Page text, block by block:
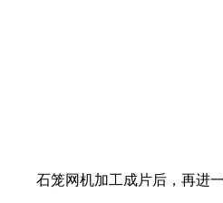
石笼网机加工成片后，再进一